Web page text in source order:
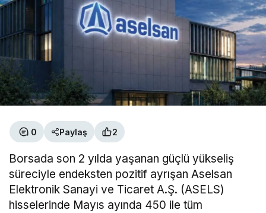
0 Paylaş 2
Borsada son 2 yılda yaşanan güçlü yükseliş
süreciyle endeksten pozitif ayrışan Aselsan
Elektronik Sanayi ve Ticaret A.Ş. (ASELS)
hisselerinde Mayıs ayında 450 ile tüm